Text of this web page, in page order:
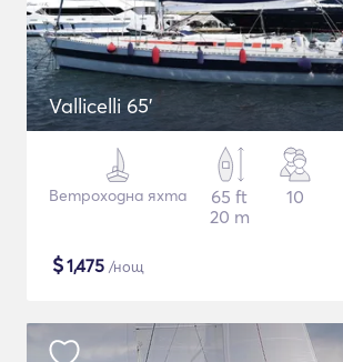
Vallicelli 65'
Ветроходна яхта
65 ft
20 m
10
$1,475 /нощ